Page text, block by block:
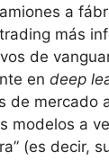
a
más
de
en deep
de mercado
modelos a
(es decir,